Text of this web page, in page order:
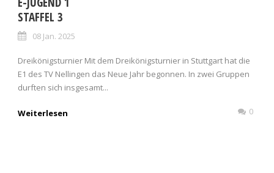
STAFFEL 3
08 Jan. 2025
Dreikönigsturnier Mit dem Dreikönigsturnier in Stuttgart hat die
E1 des TV Nellingen das Neue Jahr begonnen. In zwei Gruppen
durften sich insgesamt...
Weiterlesen 0